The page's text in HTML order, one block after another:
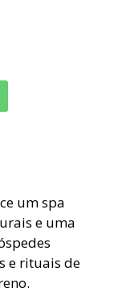
um spa
e uma
e rituais de